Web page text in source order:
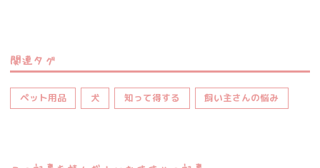
関連タグ
ペット用品 犬 知って得する 飼い主さんの悩み